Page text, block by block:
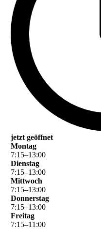
jetzt geöffnet
Montag
7:15–13:00
Dienstag
7:15–13:00
Mittwoch
7:15–13:00
Donnerstag
7:15–13:00
Freitag
7:15–11 :00